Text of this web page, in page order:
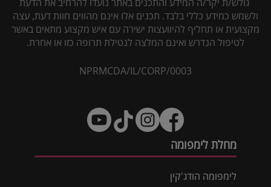
ולשמש כמידע כללי בלבד. תכנים אלו אינם מהווים חוות דעת, עצה
מקצועית או תחליף להיוועצות ישירה עם איש מקצוע מתאים באשר
לטיפול הנדרש ואינם המלצה לנטילת תרופה כזו או אחרת.
NPRMCDA/IL/CORP/0003
מחלת לימפומה
לימפומה הודג'קין